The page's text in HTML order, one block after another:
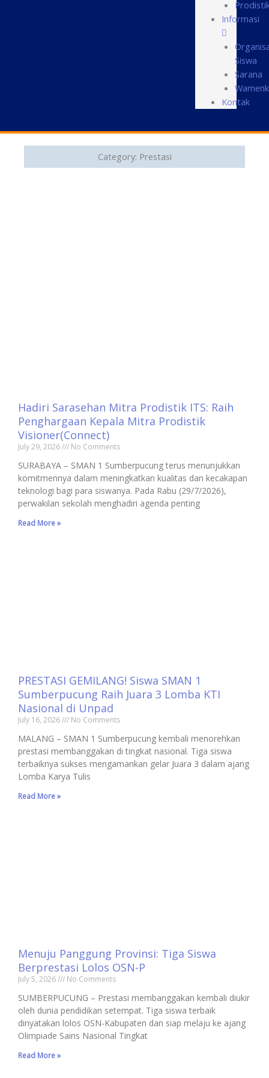
Informasi
Siswa
Sarana
Kontak
Category: Prestasi
Hadiri Sarasehan Mitra Prodistik ITS: Raih
Penghargaan Kepala Mitra Prodistik
Visioner(Connect)
July 29, 2026 No Comments
SURABAYA – SMAN 1 Sumberpucung terus menunjukkan
komitmennya dalam meningkatkan kualitas dan kecakapan
teknologi bagi para siswanya. Pada Rabu (29/7/2026),
perwakilan sekolah menghadiri agenda penting
Read More »
PRESTASI GEMILANG! Siswa SMAN 1
Sumberpucung Raih Juara 3 Lomba KTI
Nasional di Unpad
July 16, 2026 No Comments
MALANG – SMAN 1 Sumberpucung kembali menorehkan
prestasi membanggakan di tingkat nasional. Tiga siswa
terbaiknya sukses mengamankan gelar Juara 3 dalam ajang
Lomba Karya Tulis
Read More »
Menuju Panggung Provinsi: Tiga Siswa
Berprestasi Lolos OSN-P
July 5, 2026 No Comments
SUMBERPUCUNG – Prestasi membanggakan kembali diukir
oleh dunia pendidikan setempat. Tiga siswa terbaik
dinyatakan lolos OSN-Kabupaten dan siap melaju ke ajang
Olimpiade Sains Nasional Tingkat
Read More »